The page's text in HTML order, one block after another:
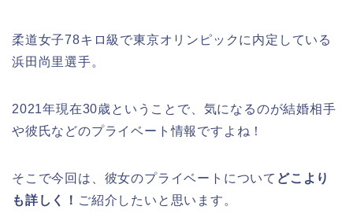
柔道女子78キロ級で東京オリンピックに内定している
浜田尚里選手。
2021年現在30歳ということで、気になるのが結婚相手
や彼氏などのプライベート情報ですよね！
そこで今回は、彼女のプライベートについて どこより
も詳しく！ ご紹介したいと思います。